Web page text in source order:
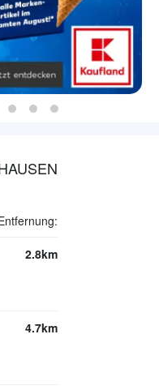
2.8km
4.7km